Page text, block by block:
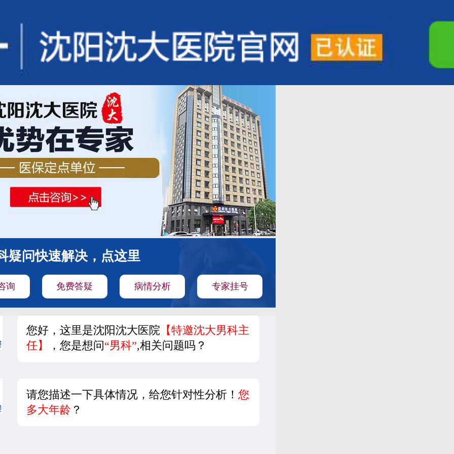
疑问快速解决，点这里
询 免费答疑 病情分析 专家挂号
您好，这里是沈阳沈大医院 【特邀沈大男科主
任】
，您是想问“男科”,相关问题吗？
请您描述一下具体情况，给您针对性分析！您
多大年龄 ？